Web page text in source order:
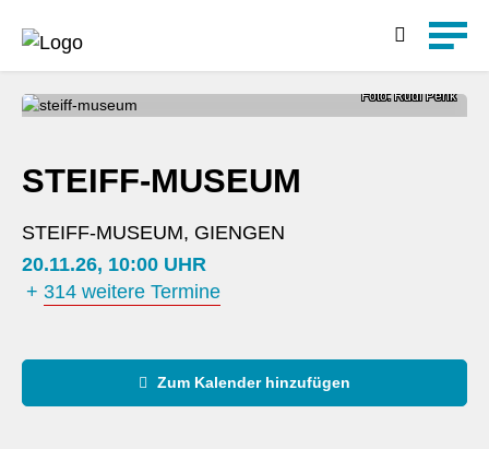
Foto: Rudi Penk
STEIFF-MUSEUM
STEIFF-MUSEUM, GIENGEN
20.11.26, 10:00 UHR
+ 314 weitere Termine
Zum Kalender hinzufügen